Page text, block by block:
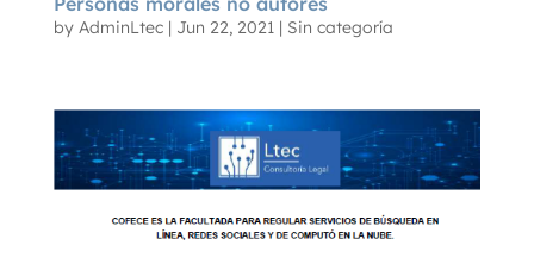
by AdminLtec| Jun 22, 2021 | Sin categoría